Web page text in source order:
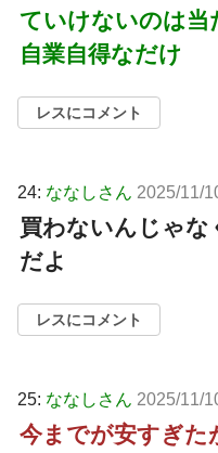
ていけないのは当
自業自得なだけ
レスにコメント
24: ななしさん 2025/11/
買わないんじゃな
だよ
レスにコメント
25: ななしさん 2025/11/
今までが安すぎた